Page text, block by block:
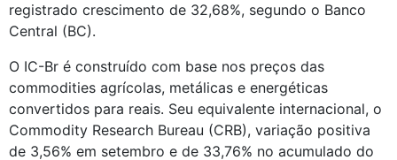
registrado crescimento de 32,68%, segundo o Banco
Central (BC).
O IC-Br é construído com base nos preços das
commodities agrícolas, metálicas e energéticas
convertidos para reais. Seu equivalente internacional, o
Commodity Research Bureau (CRB), variação positiva
de 3,56% em setembro e de 33,76% no acumulado do